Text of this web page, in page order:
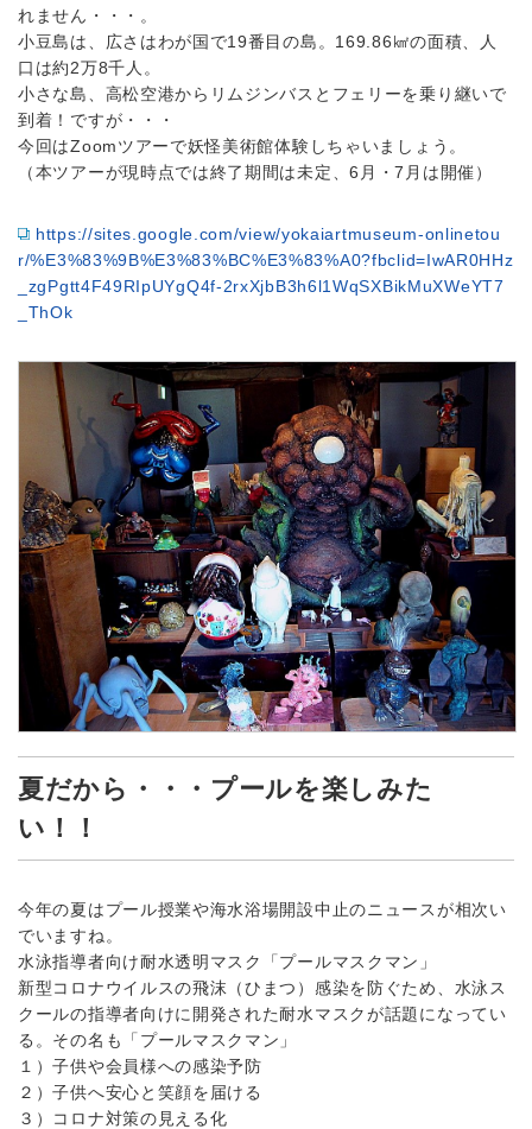
れません・・・。
小豆島は、広さはわが国で19番目の島。169.86㎢の面積、人
口は約2万8千人。
小さな島、高松空港からリムジンバスとフェリーを乗り継いで
到着！ですが・・・
今回はZoomツアーで妖怪美術館体験しちゃいましょう。
（本ツアーが現時点では終了期間は未定、6月・7月は開催）
https://sites.google.com/view/yokaiartmuseum-onlinetou
r/%E3%83%9B%E3%83%BC%E3%83%A0?fbclid=IwAR0HHz
_zgPgtt4F49RIpUYgQ4f-2rxXjbB3h6l1WqSXBikMuXWeYT7
_ThOk
夏だから・・・プールを楽しみた
い！！
今年の夏はプール授業や海水浴場開設中止のニュースが相次い
でいますね。
水泳指導者向け耐水透明マスク「プールマスクマン」
新型コロナウイルスの飛沫（ひまつ）感染を防ぐため、水泳ス
クールの指導者向けに開発された耐水マスクが話題になってい
る。その名も「プールマスクマン」
１）子供や会員様への感染予防
２）子供へ安心と笑顔を届ける
３）コロナ対策の見える化